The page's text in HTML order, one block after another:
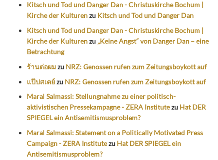
Kitsch und Tod und Danger Dan - Christuskirche Bochum |
Kirche der Kulturenzu Kitsch und Tod und Danger Dan
Kitsch und Tod und Danger Dan - Christuskirche Bochum |
Kirche der Kulturenzu „Keine Angst“ von Danger Dan – eine
Betrachtung
ร้านต่อผมzu NRZ: Genossen rufen zum Zeitungsboykott auf
แป๊ปสเตย์zu NRZ: Genossen rufen zum Zeitungsboykott auf
Maral Salmassi: Stellungnahme zu einer politisch-
aktivistischen Pressekampagne - ZERA Institutezu Hat DER
SPIEGEL ein Antisemitismusproblem?
Maral Salmassi: Statement on a Politically Motivated Press
Campaign - ZERA Institutezu Hat DER SPIEGEL ein
Antisemitismusproblem?